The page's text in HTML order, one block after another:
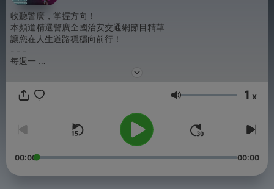
收聽警廣，掌握方向！
本頻道精選警廣全國治安交通網節目精華
讓您在人生道路穩穩向前行！
- - -
每週一
邀請內政部各領域專家，為您解惑生活中可能遇到的各種問題
邀請刑事警察局警員分享最新詐騙案例，教您識破詐騙，守護安全
Volumen 1 x
00:00 00:00